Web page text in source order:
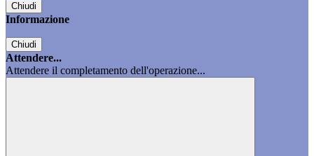
Chiudi
Informazione
Chiudi
Attendere...
Attendere il completamento dell'operazione...